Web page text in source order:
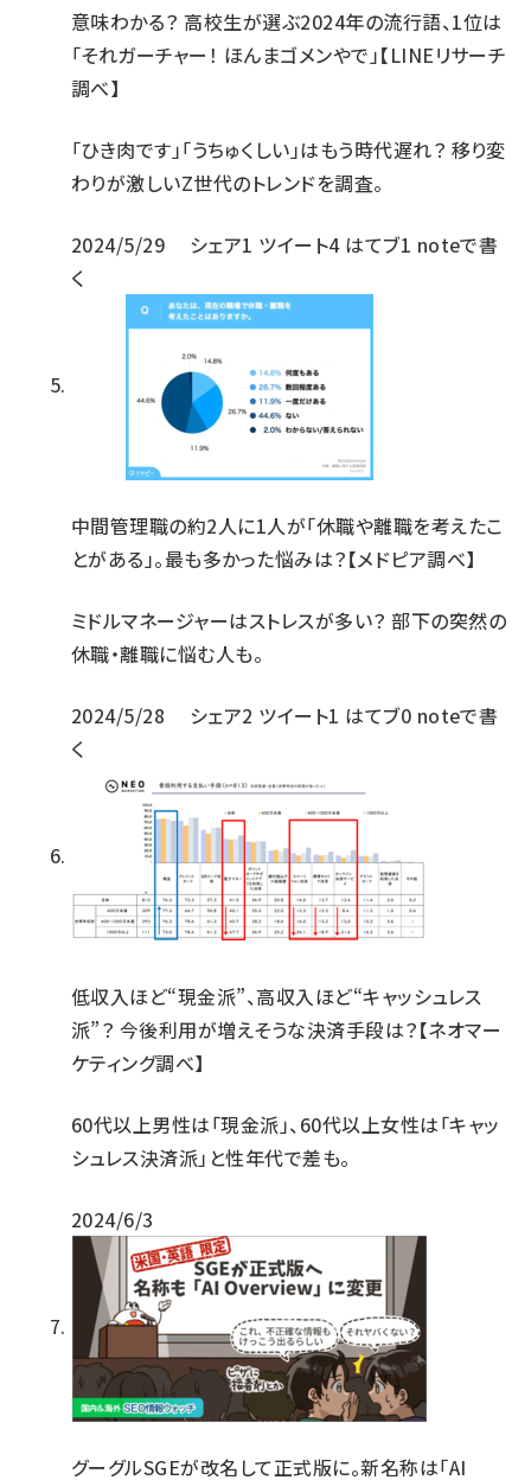
意味わかる？ 高校生が選ぶ2024年の流行語、1位は
「それガーチャー！ ほんまゴメンやで」【LINEリサーチ
調べ】
「ひき肉です」「うちゅくしい」はもう時代遅れ？ 移り変
わりが激しいZ世代のトレンドを調査。
2024/5/29 シェア1 ツイート4 はてブ1 noteで書
く
中間管理職の約2人に1人が「休職や離職を考えたこ
とがある」。最も多かった悩みは？【メドピア調べ】
ミドルマネージャーはストレスが多い？ 部下の突然の
休職・離職に悩む人も。
2024/5/28 シェア2 ツイート1 はてブ0 noteで書
く
低収入ほど“現金派”、高収入ほど“キャッシュレス
派”？ 今後利用が増えそうな決済手段は？【ネオマー
ケティング調べ】
60代以上男性は「現金派」、60代以上女性は「キャッ
シュレス決済派」と性年代で差も。
2024/6/3
グーグルSGEが改名して正式版に。新名称は「AI